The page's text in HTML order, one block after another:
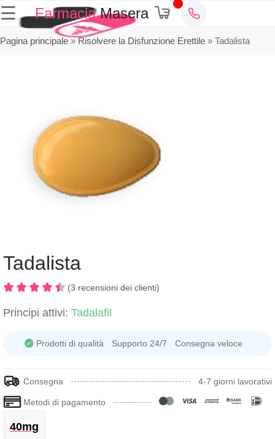
☰ FarmaciaMasera
Pagina principale»Risolvere la Disfunzione Erettile » Tadalista
Tadalista
(3 recensioni dei clienti)
Principi attivi: Tadalafil
Prodotti di qualità Supporto 24/7 Consegna veloce
Consegna 4-7 giorni lavorativi
Metodi di pagamento
40mg